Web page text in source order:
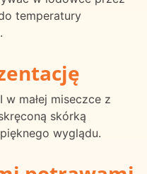
temperatury
w małej miseczce z
skórką
wyglądu.